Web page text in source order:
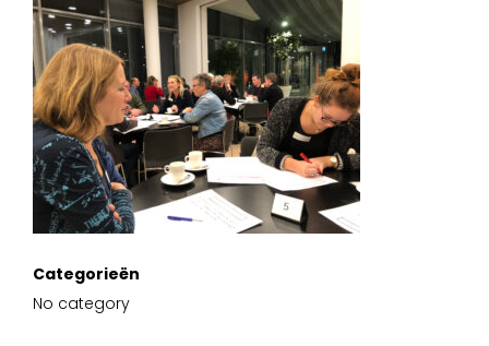
Categorieën
No category